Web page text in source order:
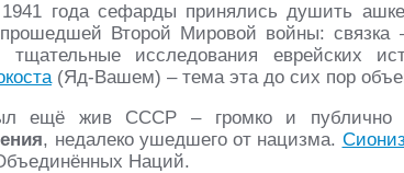
года сефарды принялись душить
прошедшей Второй Мировой войны: связка
тщательные исследования еврейских
(Яд-Вашем) – тема эта до сих пор
ещё жив СССР – громко и публично
, недалеко ушедшего от нацизма.
Наций.